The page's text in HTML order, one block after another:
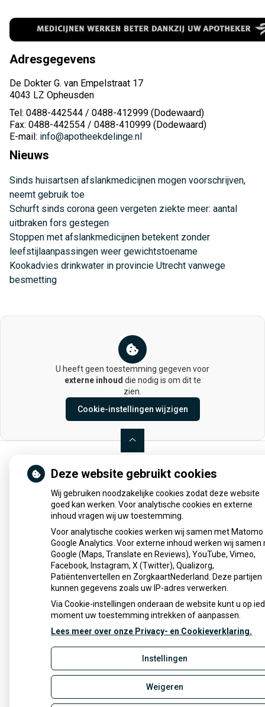
Adresgegevens
De Dokter G. van Empelstraat 17
4043 LZ Opheusden
Tel: 0488-442544 / 0488-412999 (Dodewaard)
Fax: 0488-442554 / 0488-410999 (Dodewaard)
E-mail: info@apotheekdelinge.nl
Nieuws
Sinds huisartsen afslankmedicijnen mogen voorschrijven,
neemt gebruik toe
Schurft sinds corona geen vergeten ziekte meer: aantal
uitbraken fors gestegen
Stoppen met afslankmedicijnen betekent zonder
leefstijlaanpassingen weer gewichtstoename
Kookadvies drinkwater in provincie Utrecht vanwege
besmetting
U heeft geen toestemming gegeven voor
externe inhoud die nodig is om dit te
zien.
Cookie-instellingen wijzigen
Uw Zorg Online|Beheer
info@apotheekdelinge.nl
Privacy verklaring|Cookie-instellingen |Voorwaarden
Deze website gebruikt cookies
Wij gebruiken noodzakelijke cookies zodat deze website
goed kan werken. Voor analytische cookies en externe
inhoud vragen wij uw toestemming.
Voor analytische cookies werken wij samen met Matomo
Google Analytics. Voor externe inhoud werken wij samen
Google (Maps, Translate en Reviews), YouTube, Vimeo,
Facebook, Instagram, X (Twitter), Qualizorg,
Patiëntenvertellen en ZorgkaartNederland. Deze partijen
kunnen gegevens zoals uw IP-adres verwerken.
Via Cookie-instellingen onderaan de website kunt u op
moment uw toestemming intrekken of aanpassen.
Lees meer over onze Privacy- en Cookieverklaring.
Instellingen
Weigeren